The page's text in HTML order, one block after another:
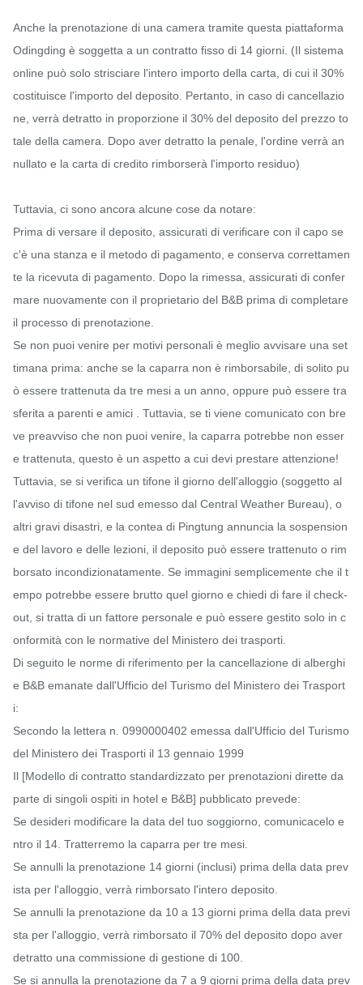
Anche la prenotazione di una camera tramite questa piattaforma
Odingding è soggetta a un contratto fisso di 14 giorni. (Il sistema
online può solo strisciare l'intero importo della carta, di cui il 30%
costituisce l'importo del deposito. Pertanto, in caso di cancellazio
ne, verrà detratto in proporzione il 30% del deposito del prezzo to
tale della camera. Dopo aver detratto la penale, l'ordine verrà an
nullato e la carta di credito rimborserà l'importo residuo)
Tuttavia, ci sono ancora alcune cose da notare:
Prima di versare il deposito, assicurati di verificare con il capo se
c'è una stanza e il metodo di pagamento, e conserva correttamen
te la ricevuta di pagamento. Dopo la rimessa, assicurati di confer
mare nuovamente con il proprietario del B&B prima di completare
il processo di prenotazione.
Se non puoi venire per motivi personali è meglio avvisare una set
timana prima: anche se la caparra non è rimborsabile, di solito pu
ò essere trattenuta da tre mesi a un anno, oppure può essere tra
sferita a parenti e amici . Tuttavia, se ti viene comunicato con bre
ve preavviso che non puoi venire, la caparra potrebbe non esser
e trattenuta, questo è un aspetto a cui devi prestare attenzione!
Tuttavia, se si verifica un tifone il giorno dell'alloggio (soggetto al
l'avviso di tifone nel sud emesso dal Central Weather Bureau), o
altri gravi disastri, e la contea di Pingtung annuncia la sospension
e del lavoro e delle lezioni, il deposito può essere trattenuto o rim
borsato incondizionatamente. Se immagini semplicemente che il t
empo potrebbe essere brutto quel giorno e chiedi di fare il check-
out, si tratta di un fattore personale e può essere gestito solo in c
onformità con le normative del Ministero dei trasporti.
Di seguito le norme di riferimento per la cancellazione di alberghi
e B&B emanate dall'Ufficio del Turismo del Ministero dei Trasport
i:
Secondo la lettera n. 0990000402 emessa dall'Ufficio del Turismo
del Ministero dei Trasporti il ​​13 gennaio 1999
Il [Modello di contratto standardizzato per prenotazioni dirette da
parte di singoli ospiti in hotel e B&B] pubblicato prevede:
Se desideri modificare la data del tuo soggiorno, comunicacelo e
ntro il 14. Tratterremo la caparra per tre mesi.
Se annulli la prenotazione 14 giorni (inclusi) prima della data prev
ista per l'alloggio, verrà rimborsato l'intero deposito.
Se annulli la prenotazione da 10 a 13 giorni prima della data previ
sta per l'alloggio, verrà rimborsato il 70% del deposito dopo aver
detratto una commissione di gestione di 100.
Se si annulla la prenotazione da 7 a 9 giorni prima della data prev